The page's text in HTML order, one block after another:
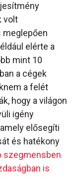
volt
meglepően
elérte a
mint 10
a cégek
a felét
hogy a világon
igény
elősegíti
és hatékony
szegmensben
is